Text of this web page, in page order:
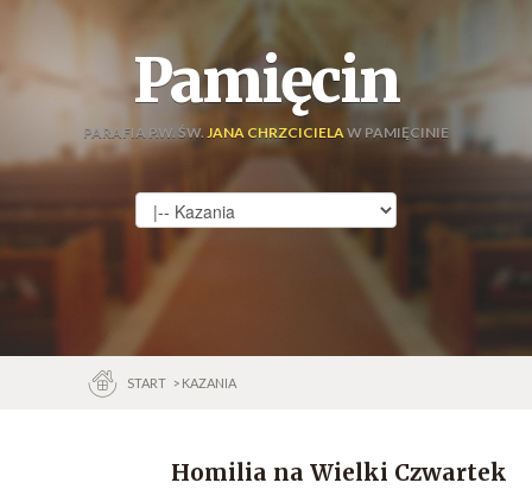
Pamięcin
PARAFIA P.W. ŚW. JANA CHRZCICIELAW PAMIĘCINIE
START > KAZANIA
Homilia na Wielki Czwartek